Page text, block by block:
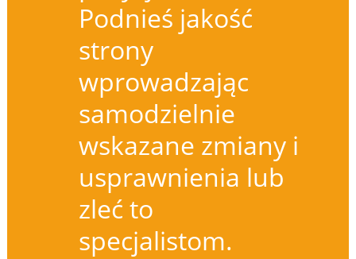
Podnieś jakość
strony
wprowadzając
samodzielnie
wskazane zmiany i
usprawnienia lub
zleć to
specjalistom.